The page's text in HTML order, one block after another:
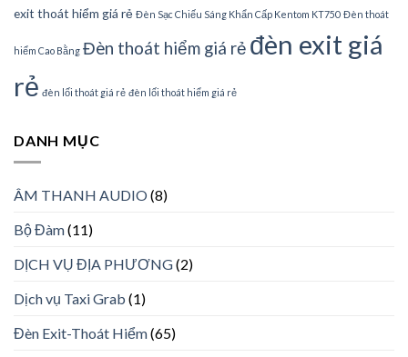
exit thoát hiểm giá rẻ Đèn Sạc Chiếu Sáng Khẩn Cấp Kentom KT750 Đèn thoát
hiểm Cao Bằng Đèn thoát hiểm giá rẻ đèn exit giá
rẻ đèn lối thoát giá rẻ đèn lối thoát hiểm giá rẻ
DANH MỤC
ÂM THANH AUDIO(8)
Bộ Đàm(11)
DỊCH VỤ ĐỊA PHƯƠNG(2)
Dịch vụ Taxi Grab (1)
Đèn Exit-Thoát Hiểm(65)